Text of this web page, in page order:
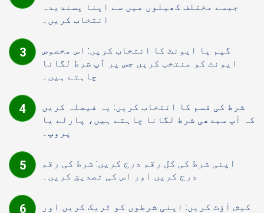
جیسے مختلف کھیلوں میں سے اپنا پسندیدہ
انتخاب کریں۔
گیم یا ایونٹ کا انتخاب کریں: اس مخصوص
ایونٹ کو منتخب کریں جس پر آپ شرط لگانا
چاہتے ہیں۔
شرط کی قسم کا انتخاب کریں: یہ فیصلہ کریں
کہ آپ سیدھی شرط لگانا چاہتے ہیں، پارلے یا
پروپ۔
اپنی شرط کی کل رقم درج کریں: شرط کی رقم
درج کریں اور اس کی تصدیق کریں۔
کیش آؤٹ کریں: اپنی شرطوں کو ٹریک کریں اور